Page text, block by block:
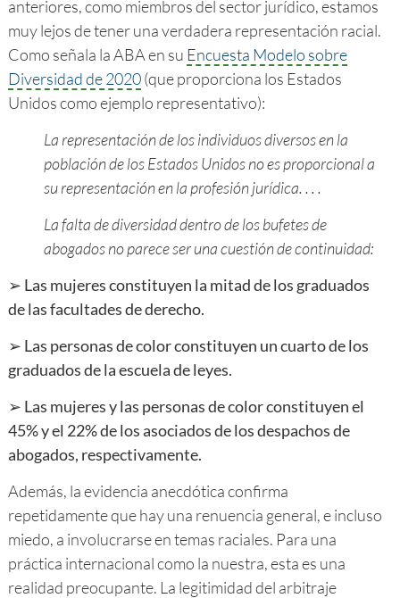
anteriores, como miembros del sector jurídico, estamos
muy lejos de tener una verdadera representación racial.
Como señala la ABA en su Encuesta Modelo sobre
Diversidad de 2020(que proporciona los Estados
Unidos como ejemplo representativo):
La representación de los individuos diversos en la
población de los Estados Unidos no es proporcional a
su representación en la profesión jurídica. . . .
La falta de diversidad dentro de los bufetes de
abogados no parece ser una cuestión de continuidad:
➢ Las mujeres constituyen la mitad de los graduados
de las facultades de derecho.
➢ Las personas de color constituyen un cuarto de los
graduados de la escuela de leyes.
➢ Las mujeres y las personas de color constituyen el
45% y el 22% de los asociados de los despachos de
abogados, respectivamente.
Además, la evidencia anecdótica confirma
repetidamente que hay una renuencia general, e incluso
miedo, a involucrarse en temas raciales. Para una
práctica internacional como la nuestra, esta es una
realidad preocupante. La legitimidad del arbitraje